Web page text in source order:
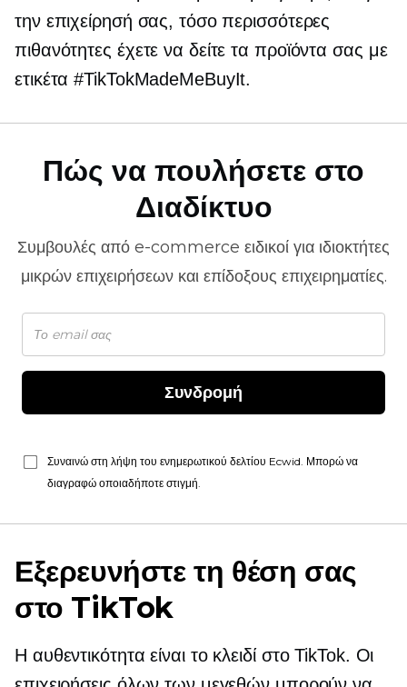
την επιχείρησή σας, τόσο περισσότερες
πιθανότητες έχετε να δείτε τα προϊόντα σας με
ετικέτα #TikTokMadeMeBuyIt.
Πώς να πουλήσετε στο
Διαδίκτυο
Συμβουλές από e-commerce ειδικοί για ιδιοκτήτες
μικρών επιχειρήσεων και επίδοξους επιχειρηματίες.
Συνδρομή
Συναινώ στη λήψη του ενημερωτικού δελτίου Ecwid. Μπορώ να
διαγραφώ οποιαδήποτε στιγμή.
Εξερευνήστε τη θέση σας
στο TikTok
Η αυθεντικότητα είναι το κλειδί στο TikTok. Οι